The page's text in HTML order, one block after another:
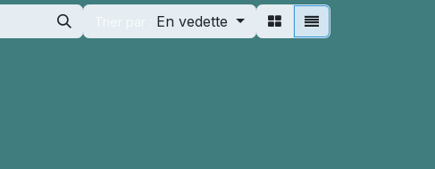
En vedette